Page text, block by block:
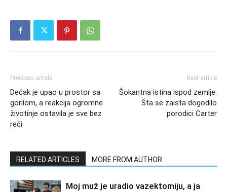
Previous article
Dečak je upao u prostor sa
gorilom, a reakcija ogromne
životinje ostavila je sve bez
reči
Next article
Šokantna istina ispod zemlje:
Šta se zaista dogodilo
porodici Carter
RELATED ARTICLES MORE FROM AUTHOR
Moj muž je uradio vazektomiju, a ja